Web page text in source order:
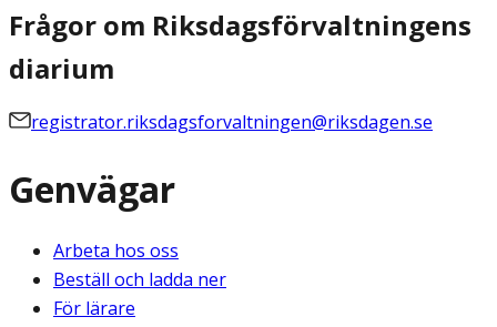
Frågor om Riksdagsförvaltningens
diarium
registrator.riksdagsforvaltningen@riksdagen.se
Genvägar
Arbeta hos oss
Beställ och ladda ner
För lärare